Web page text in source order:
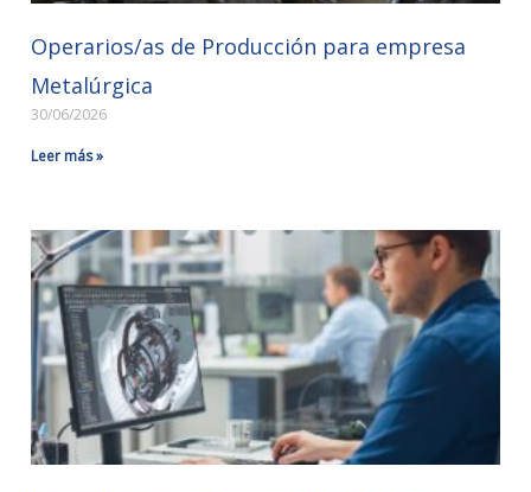
Operarios/as de Producción para empresa
Metalúrgica
30/06/2026
Leer más »